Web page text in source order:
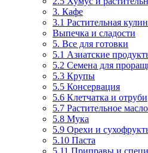
3. Кафе
3.1 Растительная
Выпечка и сладости
5. Все для готовки
5.1 Азиатские
5.2 Семена для
5.3 Крупы
5.5 Консервация
5.6 Клетчатка и отруби
5.7 Растительное масло
5.8 Мука
5.9 Орехи и
5.10 Паста
5.11 Приправы и